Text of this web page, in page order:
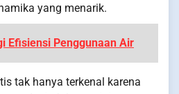
yang menarik.
Efisiensi Penggunaan Air
tak hanya terkenal karena